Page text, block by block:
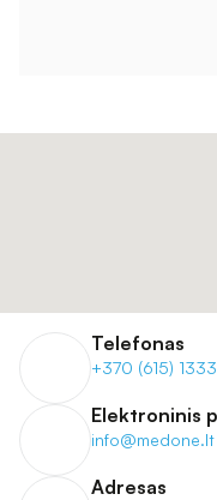
Telefonas
+370 (615)
Elektroninis
info@medone.lt
Adresas